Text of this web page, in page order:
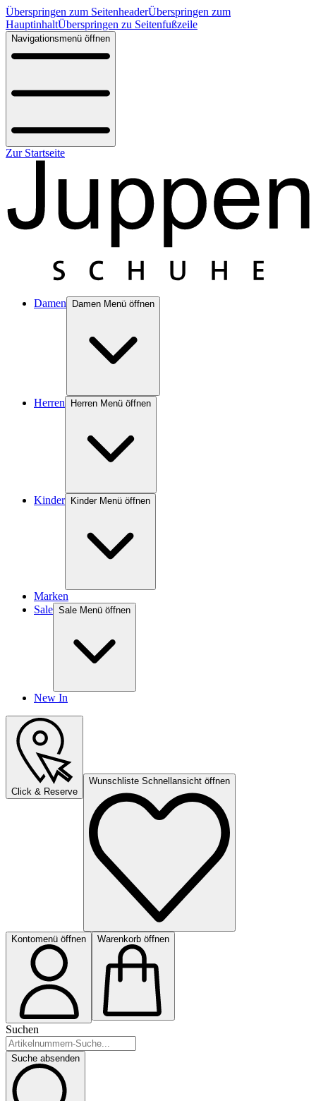
Überspringen zum SeitenheaderÜberspringen zum
HauptinhaltÜberspringen zu Seitenfußzeile
Navigationsmenü öffnen
Zur Startseite
Damen Damen Menü öffnen
Herren Herren Menü öffnen
Kinder Kinder Menü öffnen
Marken
Sale Sale Menü öffnen
New In
Click & Reserve
Wunschliste Schnellansicht öffnen
Kontomenü öffnen Warenkorb öffnen
Suchen
Suche absenden